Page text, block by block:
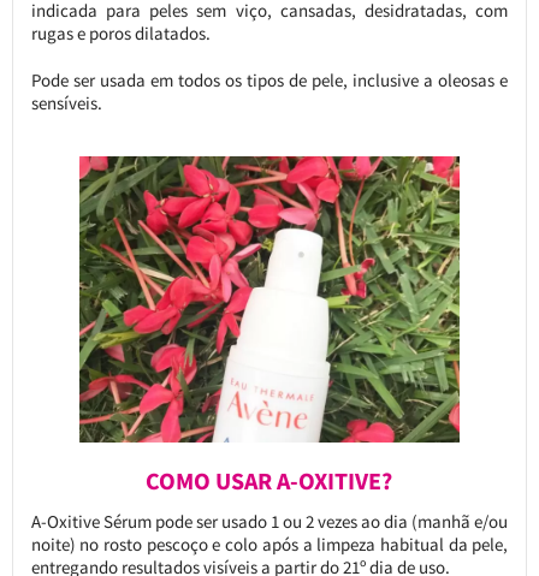
indicada para peles sem viço, cansadas, desidratadas, com
rugas e poros dilatados.
Pode ser usada em todos os tipos de pele, inclusive a oleosas e
sensíveis.
COMO USAR A-OXITIVE?
A-Oxitive Sérum pode ser usado 1 ou 2 vezes ao dia (manhã e/ou
noite) no rosto pescoço e colo após a limpeza habitual da pele,
entregando resultados visíveis a partir do 21º dia de uso.